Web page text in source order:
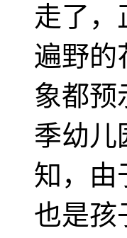
走了，
遍野的
象都预
季幼儿
知，由
也是孩